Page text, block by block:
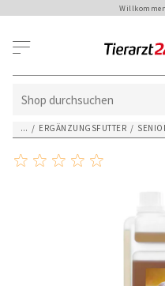
... / ERGÄNZUNGSFUTTER /